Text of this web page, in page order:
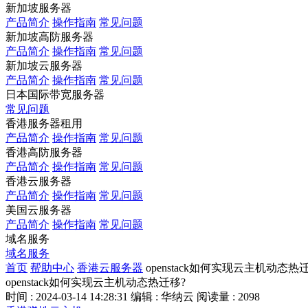
新加坡服务器
产品简介 操作指南 常见问题
新加坡高防服务器
产品简介 操作指南 常见问题
新加坡云服务器
产品简介 操作指南 常见问题
日本国际带宽服务器
常见问题
香港服务器租用
产品简介 操作指南 常见问题
香港高防服务器
产品简介 操作指南 常见问题
香港云服务器
产品简介 操作指南 常见问题
美国云服务器
产品简介 操作指南 常见问题
域名服务
域名服务
首页 帮助中心 香港云服务器 openstack如何实现云主机动态热
openstack如何实现云主机动态热迁移?
时间 : 2024-03-14 14:28:31 编辑 : 华纳云 阅读量 : 2098